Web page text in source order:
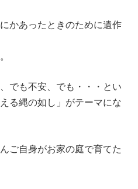
かあったときのために遺作
でも不安、でも・・・とい
る縄の如し」がテーマにな
ご自身がお家の庭で育てた